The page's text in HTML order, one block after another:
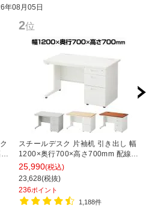
年08月05日
2位
スチールデスク 片袖机 引き出し 幅
1200×奥行700×高さ700mm 配線穴
事務机 ビジネスデスク
25,990(税込)
23,628(税抜)
236ポイント
1,188件